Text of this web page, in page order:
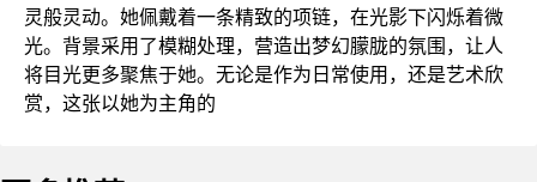
灵般灵动。她佩戴着一条精致的项链，在光影下闪烁着微
光。背景采用了模糊处理，营造出梦幻朦胧的氛围，让人
将目光更多聚焦于她。无论是作为日常使用，还是艺术欣
赏，这张以她为主角的